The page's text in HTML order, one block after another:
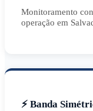
Monitoramento
operação em
⚡ Banda